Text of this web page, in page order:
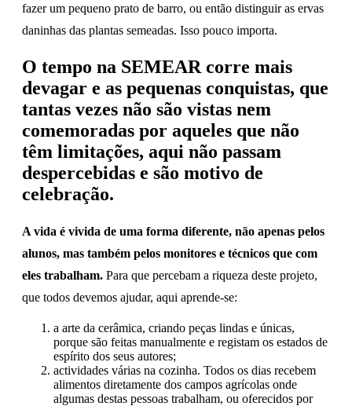
fazer um pequeno prato de barro, ou então distinguir as ervas
daninhas das plantas semeadas. Isso pouco importa.
O tempo na SEMEAR corre mais
devagar e as pequenas conquistas, que
tantas vezes não são vistas nem
comemoradas por aqueles que não
têm limitações, aqui não passam
despercebidas e são motivo de
celebração.
A vida é vivida de uma forma diferente, não apenas pelos
alunos, mas também pelos monitores e técnicos que com
eles trabalham. Para que percebam a riqueza deste projeto,
que todos devemos ajudar, aqui aprende-se:
a arte da cerâmica, criando peças lindas e únicas,
porque são feitas manualmente e registam os estados de
espírito dos seus autores;
actividades várias na cozinha. Todos os dias recebem
alimentos diretamente dos campos agrícolas onde
algumas destas pessoas trabalham, ou oferecidos por